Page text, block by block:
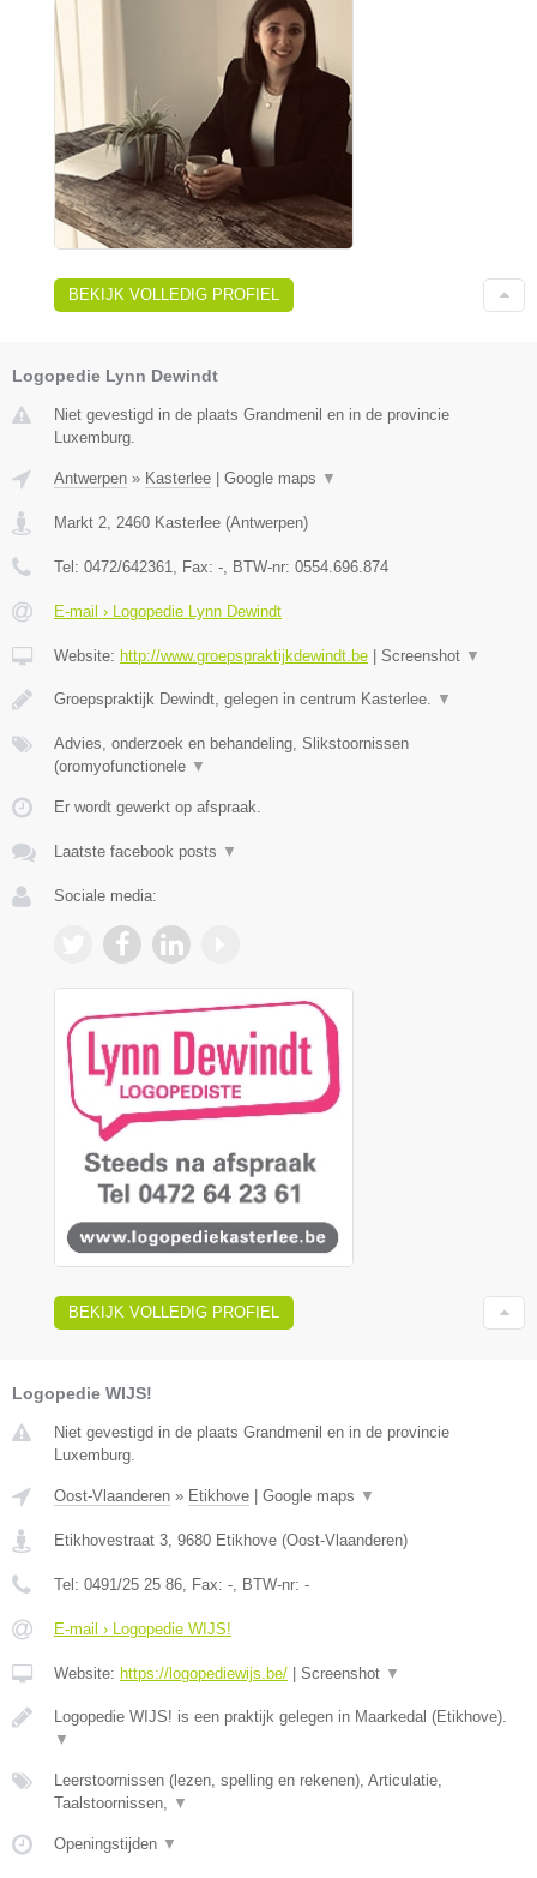
BEKIJK VOLLEDIG PROFIEL
Logopedie Lynn Dewindt
Niet gevestigd in de plaats Grandmenil en in de provincie
Luxemburg.
Antwerpen » Kasterlee Google maps ▼
Markt 2, 2460 Kasterlee (Antwerpen)
Tel: 0472/642361, Fax: -, BTW-nr: 0554.696.874
E-mail › Logopedie Lynn Dewindt
Website: http://www.groepspraktijkdewindt.be Screenshot ▼
Groepspraktijk Dewindt, gelegen in centrum Kasterlee. ▼
Advies, onderzoek en behandeling, Slikstoornissen
(oromyofunctionele ▼
Er wordt gewerkt op afspraak.
Laatste facebook posts ▼
Sociale media:
BEKIJK VOLLEDIG PROFIEL
Logopedie WIJS!
Niet gevestigd in de plaats Grandmenil en in de provincie
Luxemburg.
Oost-Vlaanderen » Etikhove Google maps ▼
Etikhovestraat 3, 9680 Etikhove (Oost-Vlaanderen)
Tel: 0491/25 25 86, Fax: -, BTW-nr: -
E-mail › Logopedie WIJS!
Website: https://logopediewijs.be/ Screenshot ▼
Logopedie WIJS! is een praktijk gelegen in Maarkedal (Etikhove).
▼
Leerstoornissen (lezen, spelling en rekenen), Articulatie,
Taalstoornissen, ▼
Openingstijden ▼